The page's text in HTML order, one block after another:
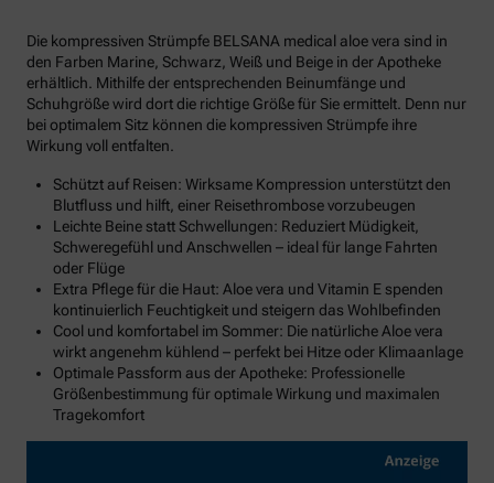
Die kompressiven Strümpfe BELSANA medical aloe vera sind in
den Farben Marine, Schwarz, Weiß und Beige in der Apotheke
erhältlich. Mithilfe der entsprechenden Beinumfänge und
Schuhgröße wird dort die richtige Größe für Sie ermittelt. Denn nur
bei optimalem Sitz können die kompressiven Strümpfe ihre
Wirkung voll entfalten.
Schützt auf Reisen: Wirksame Kompression unterstützt den
Blutfluss und hilft, einer Reisethrombose vorzubeugen
Leichte Beine statt Schwellungen: Reduziert Müdigkeit,
Schweregefühl und Anschwellen – ideal für lange Fahrten
oder Flüge
Extra Pflege für die Haut: Aloe vera und Vitamin E spenden
kontinuierlich Feuchtigkeit und steigern das Wohlbefinden
Cool und komfortabel im Sommer: Die natürliche Aloe vera
wirkt angenehm kühlend – perfekt bei Hitze oder Klimaanlage
Optimale Passform aus der Apotheke: Professionelle
Größenbestimmung für optimale Wirkung und maximalen
Tragekomfort